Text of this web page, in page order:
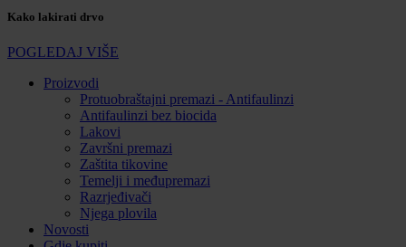
Kako lakirati drvo
POGLEDAJ VIŠE
Proizvodi
Protuobraštajni premazi - Antifaulinzi
Antifaulinzi bez biocida
Lakovi
Završni premazi
Zaštita tikovine
Temelji i međupremazi
Razrjeđivači
Njega plovila
Novosti